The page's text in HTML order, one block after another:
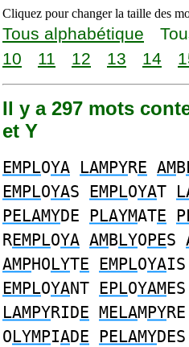
Cliquez pour changer la taille des
Tous alphabétique
10
11 12 13 14
Il y a 297 mots
et Y
EMPLOYA LAMPYRE AMB
EMPLOYAS EMPLOYAT
PELAMYDE PLAYMATE
REMPLOYA AMBLYOPES
AMPHOLYTE EMPLOYAIS
EMPLOYANT EPLOYAM
LAMPYRIDE MELAMPY
OLYMPIADE PELAMYDES